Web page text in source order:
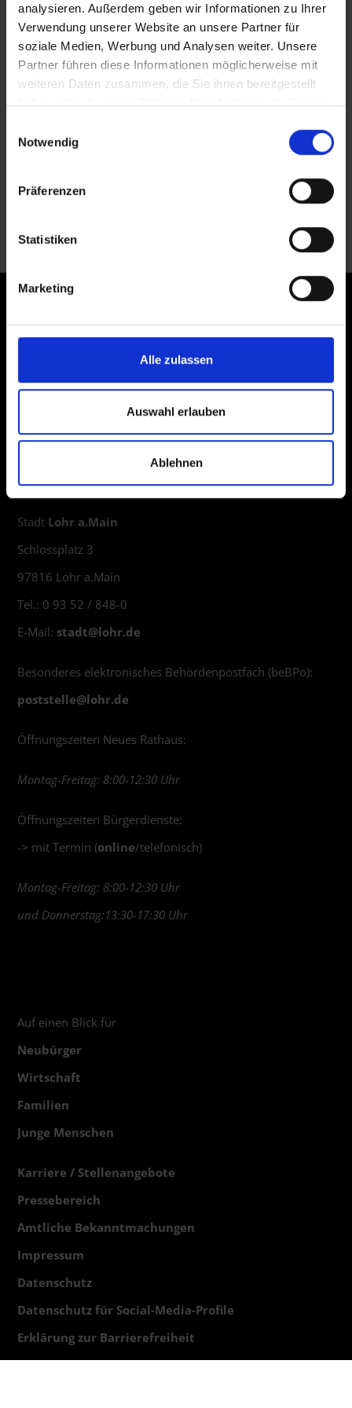
analysieren. Außerdem geben wir Informationen zu Ihrer
Verwendung unserer Website an unsere Partner für
soziale Medien, Werbung und Analysen weiter. Unsere
Partner führen diese Informationen möglicherweise mit
weiteren Daten zusammen, die Sie ihnen bereitgestellt
haben oder die sie im Rahmen Ihrer Nutzung der Dienste
Notwendig
Präferenzen
Statistiken
Marketing
Alle zulassen
Auswahl erlauben
Ablehnen
August 2026
Mo Di Mi Do Fr Sa
So
1
2
17
18
31
Stadt Lohr auf Facebook
Stadt Lohr auf Instagram
Stadt Lohr a.Main
Schlossplatz 3
97816 Lohr a.Main
Tel.: 0 93 52 / 848-0
E-Mail: stadt@lohr.de
Besonderes elektronisches Behördenpostfach (beBPo):
poststelle@lohr.de
Öffnungszeiten Neues Rathaus:
Montag-Freitag: 8:00-12:30 Uhr
Öffnungszeiten Bürgerdienste:
-> mit Termin (online/telefonisch)
Montag-Freitag: 8:00-12:30 Uhr
und Donnerstag:13:30-17:30 Uhr
Auf einen Blick für
Neubürger
Wirtschaft
Familien
Junge Menschen
Karriere / Stellenangebote
Pressebereich
Amtliche Bekanntmachungen
Impressum
Datenschutz
Datenschutz für Social-Media-Profile
Erklärung zur Barrierefreiheit